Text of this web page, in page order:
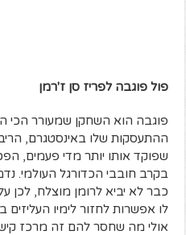
פול פוגבה לפריז סן ז'רמן
פוגבה הוא השחקן שמעורר הכי
ההתעסקות שלו באינסטגרם,
שפוקד אותו יותר מדי פעמים,
בקרב חובבי הכדורגל העולמי.
כבר לא יביא לרומן מוצלח, לכן
לו אפשרות לחזור לימיו העליזים
אולי מה שחסר להם זה מרכז